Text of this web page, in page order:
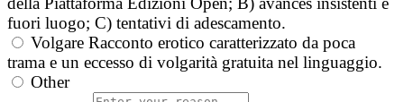
fuori luogo; C) tentativi di adescamento.
Volgare Racconto erotico caratterizzato da poca
trama e un eccesso di volgarità gratuita nel linguaggio.
Other